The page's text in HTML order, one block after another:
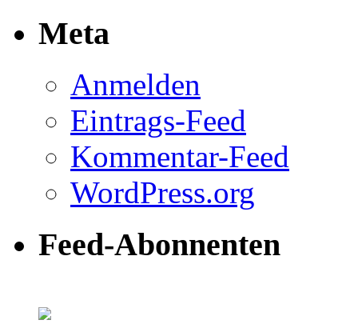
Meta
Anmelden
Eintrags-Feed
Kommentar-Feed
WordPress.org
Feed-Abonnenten